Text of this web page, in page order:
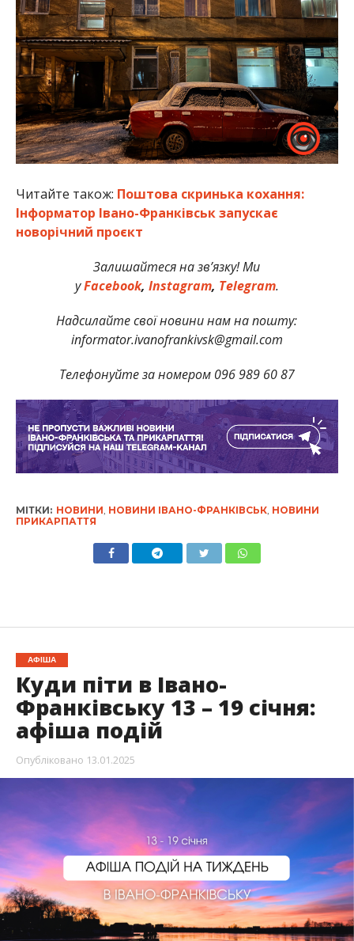
Читайте також: Поштова скринька кохання:
Інформатор Івано-Франківськ запускає
новорічний проєкт
Залишайтеся на зв’язку! Ми
уFacebook, Instagram, Telegram.
Надсилайте свої новини нам на пошту:
informator.ivanofrankivsk@gmail.com
Телефонуйте за номером 096 989 60 87
МІТКИ: НОВИНИ, НОВИНИ ІВАНО-ФРАНКІВСЬК, НОВИНИ
ПРИКАРПАТТЯ
АФІША
Куди піти в Івано-
Франківську 13 – 19 січня:
афіша подій
Опубліковано 13.01.2025